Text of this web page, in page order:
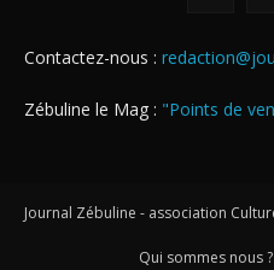
Contactez-nous :
Zébuline le Mag : "Points de
Journal Zébuline - association
Qui sommes nous ?